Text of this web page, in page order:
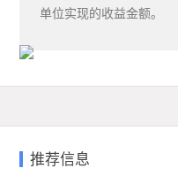
单位实现的收益金额。
推荐信息